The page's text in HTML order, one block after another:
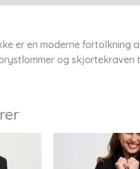
er en moderne fortolkning
og